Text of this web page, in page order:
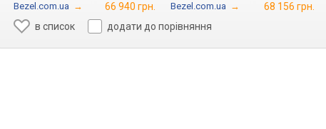
Bezel.com.ua → 66 940 грн. Bezel.com.ua →
68 156 грн.
в список
додати до порівняння